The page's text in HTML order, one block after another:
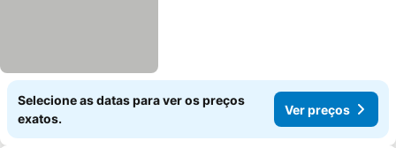
Selecione as datas para ver os preços
exatos.
Ver preços